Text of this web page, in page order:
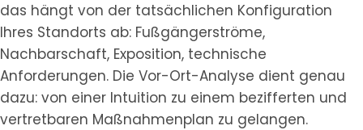
das hängt von der tatsächlichen Konfiguration
Ihres Standorts ab: Fußgängerströme,
Nachbarschaft, Exposition, technische
Anforderungen. Die Vor-Ort-Analyse dient genau
dazu: von einer Intuition zu einem bezifferten und
vertretbaren Maßnahmenplan zu gelangen.